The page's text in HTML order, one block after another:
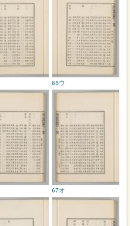
65ウ
67オ